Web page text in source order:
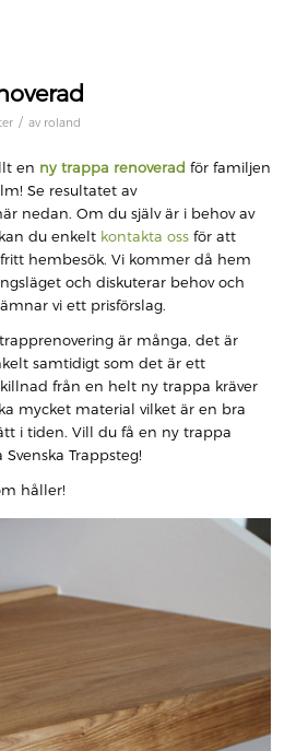
/ av roland
en ny trappa renoverad för familjen
Se resultatet av
nedan. Om du själv är i behov av
du enkelt kontakta ossför att
hembesök. Vi kommer då hem
och diskuterar behov och
vi ett prisförslag.
är många, det är
samtidigt som det är ett
från en helt ny trappa kräver
mycket material vilket är en bra
i tiden. Vill du få en ny trappa
Trappsteg!
håller!